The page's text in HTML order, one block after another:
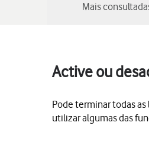
Mais
Active ou
Pode terminar todas
utilizar algumas das